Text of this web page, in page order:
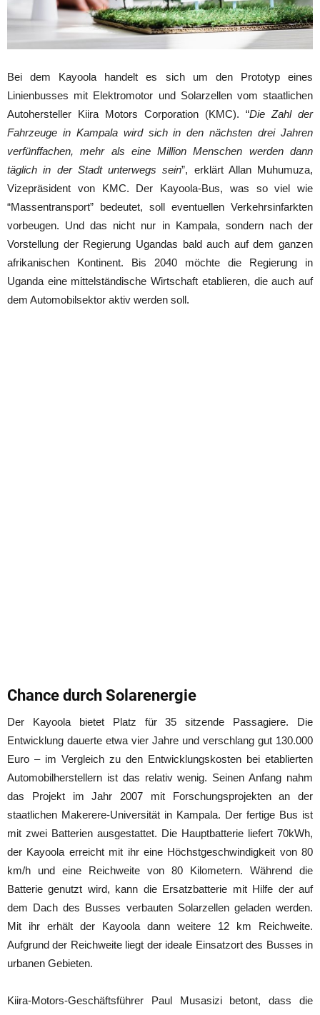
Bei dem Kayoola handelt es sich um den Prototyp eines
Linienbusses mit Elektromotor und Solarzellen vom staatlichen
Autohersteller Kiira Motors Corporation (KMC). “Die Zahl der
Fahrzeuge in Kampala wird sich in den nächsten drei Jahren
verfünffachen, mehr als eine Million Menschen werden dann
täglich in der Stadt unterwegs sein”, erklärt Allan Muhumuza,
Vizepräsident von KMC. Der Kayoola-Bus, was so viel wie
“Massentransport” bedeutet, soll eventuellen Verkehrsinfarkten
vorbeugen. Und das nicht nur in Kampala, sondern nach der
Vorstellung der Regierung Ugandas bald auch auf dem ganzen
afrikanischen Kontinent. Bis 2040 möchte die Regierung in
Uganda eine mittelständische Wirtschaft etablieren, die auch auf
dem Automobilsektor aktiv werden soll.
Chance durch Solarenergie
Der Kayoola bietet Platz für 35 sitzende Passagiere. Die
Entwicklung dauerte etwa vier Jahre und verschlang gut 130.000
Euro – im Vergleich zu den Entwicklungskosten bei etablierten
Automobilherstellern ist das relativ wenig. Seinen Anfang nahm
das Projekt im Jahr 2007 mit Forschungsprojekten an der
staatlichen Makerere-Universität in Kampala. Der fertige Bus ist
mit zwei Batterien ausgestattet. Die Hauptbatterie liefert 70kWh,
der Kayoola erreicht mit ihr eine Höchstgeschwindigkeit von 80
km/h und eine Reichweite von 80 Kilometern. Während die
Batterie genutzt wird, kann die Ersatzbatterie mit Hilfe der auf
dem Dach des Busses verbauten Solarzellen geladen werden.
Mit ihr erhält der Kayoola dann weitere 12 km Reichweite.
Aufgrund der Reichweite liegt der ideale Einsatzort des Busses in
urbanen Gebieten.
Kiira-Motors-Geschäftsführer Paul Musasizi betont, dass die